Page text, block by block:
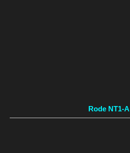
Rode NT1-A